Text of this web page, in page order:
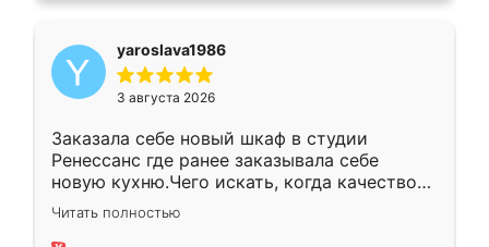
yaroslava1986
3 августа 2026
Заказала себе новый шкаф в студии
Ренессанс где ранее заказывала себе
новую кухню.Чего искать, когда качеством
вполне довольна. Служит кухня уже почти
два года, нареканий нет.
Читать полностью